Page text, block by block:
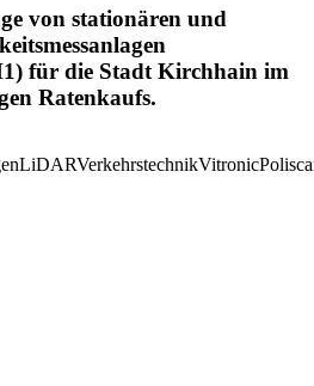
von stationären und
für die Stadt Kirchhain im
Ratenkaufs.
LiDARVerkehrstechnikVitronic